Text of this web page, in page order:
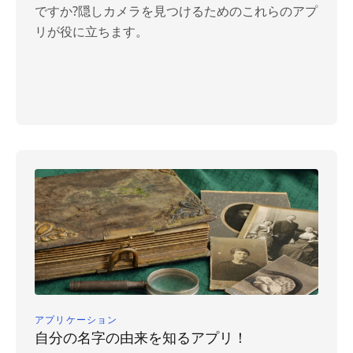
ですか?隠しカメラを見つけるためのこれらのアプ
リが役に立ちます。
アプリケーション
自分の名字の由来を知るアプリ！